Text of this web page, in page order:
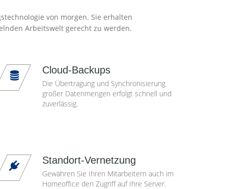
von morgen. Sie erhalten
Arbeitswelt gerecht zu werden.
Cloud-Backups
Die Übertragung und Synchronisierung
großer Datenmengen erfolgt schnell und
zuverlässig.
Standort-Vernetzung
Gewähren Sie Ihren Mitarbeitern auch im
Homeoffice den Zugriff auf Ihre Server.